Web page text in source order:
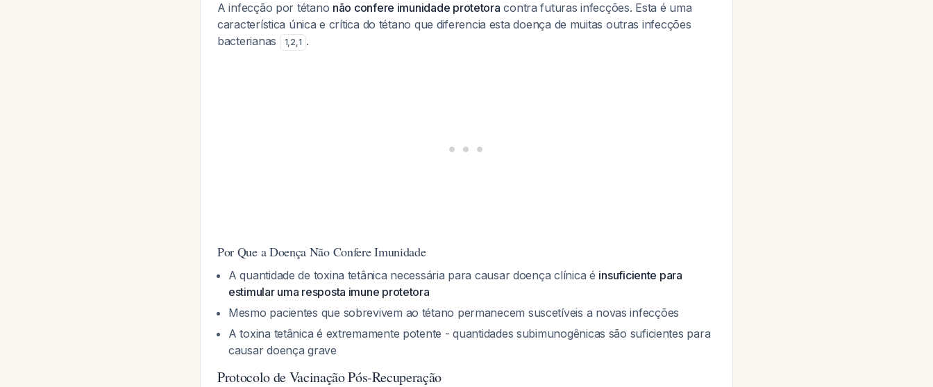
A infecção por tétano não confere imunidade protetora contra futuras infecções. Esta é uma
característica única e crítica do tétano que diferencia esta doença de muitas outras infecções
bacterianas
1,2,1 .
Por Que a Doença Não Confere Imunidade
A quantidade de toxina tetânica necessária para causar doença clínica é insuficiente para
estimular uma resposta imune protetora
Mesmo pacientes que sobrevivem ao tétano permanecem suscetíveis a novas infecções
A toxina tetânica é extremamente potente - quantidades subimunogênicas são suficientes para
causar doença grave
Protocolo de Vacinação Pós-Recuperação